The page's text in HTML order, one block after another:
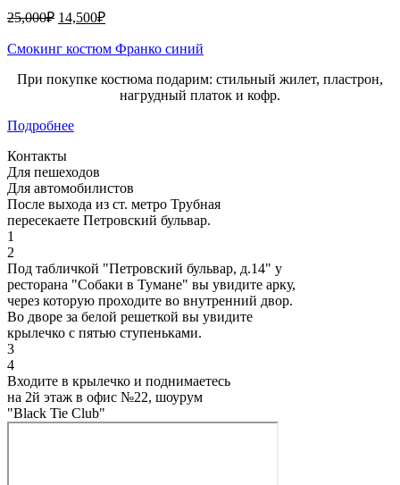
25,000₽ 14,500₽
Смокинг костюм Франко синий
При покупке костюма подарим: стильный жилет, пластрон,
нагрудный платок и кофр.
Подробнее
Контакты
Для пешеходов
Для автомобилистов
После выхода из ст. метро Трубная
пересекаете Петровский бульвар.
1
2
Под табличкой "Петровский бульвар, д.14" у
ресторана "Собаки в Тумане" вы увидите арку,
через которую проходите во внутренний двор.
Во дворе за белой решеткой вы увидите
крылечко с пятью ступеньками.
3
4
Входите в крылечко и поднимаетесь
на 2й этаж в офис №22, шоурум
"Black Tie Club"